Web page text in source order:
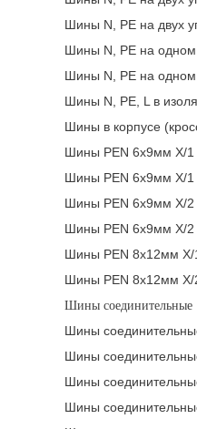
Шины N, PE на двух
Шины N, PE на одном
Шины N, PE на одном
Шины N, PE, L в
Шины в корпусе
Шины PEN 6х9мм Х/1
Шины PEN 6х9мм Х/1
Шины PEN 6х9мм Х/2
Шины PEN 6х9мм Х/2
Шины PEN 8х12мм Х/
Шины PEN 8х12мм Х/
Шины соединительные
Шины
Шины
Шины
Шины